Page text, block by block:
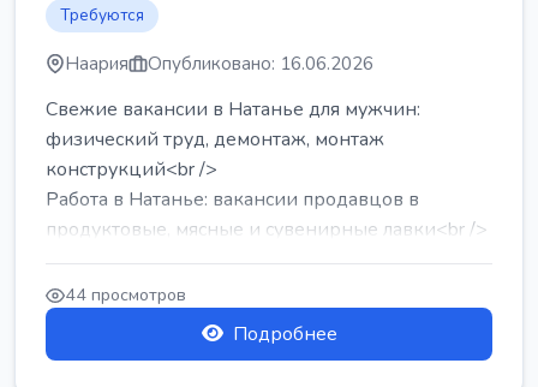
Требуются
Наария Опубликовано: 16.06.2026
Свежие вакансии в Натанье для мужчин:
физический труд, демонтаж, монтаж
конструкций<br />
Работа в Натанье: вакансии продавцов в
продуктовые, мясные и сувенирные лавки<br />
Разнорабочий на сборку м...
44 просмотров
Подробнее